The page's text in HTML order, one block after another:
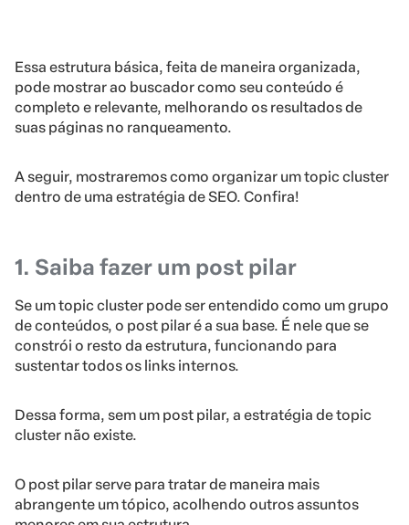
Essa estrutura básica, feita de maneira organizada,
pode mostrar ao buscador como seu conteúdo é
completo e relevante, melhorando os resultados de
suas páginas no ranqueamento.
A seguir, mostraremos como organizar um topic cluster
dentro de uma estratégia de SEO. Confira!
1. Saiba fazer um post pilar
Se um topic cluster pode ser entendido como um grupo
de conteúdos, o post pilar é a sua base. É nele que se
constrói o resto da estrutura, funcionando para
sustentar todos os links internos.
Dessa forma, sem um post pilar, a estratégia de topic
cluster não existe.
O post pilar serve para tratar de maneira mais
abrangente um tópico, acolhendo outros assuntos